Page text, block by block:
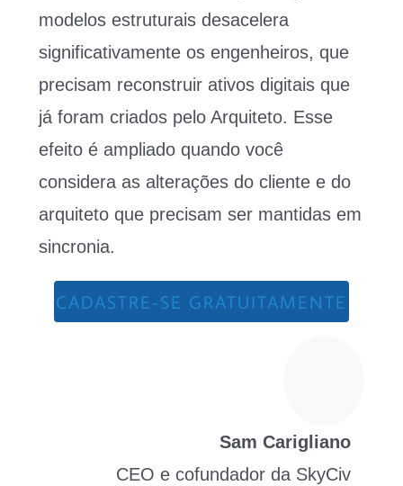
modelos estruturais desacelera
significativamente os engenheiros, que
precisam reconstruir ativos digitais que
já foram criados pelo Arquiteto. Esse
efeito é ampliado quando você
considera as alterações do cliente e do
arquiteto que precisam ser mantidas em
sincronia.
CADASTRE-SE GRATUITAMENTE
Sam Carigliano
CEO e cofundador da SkyCiv